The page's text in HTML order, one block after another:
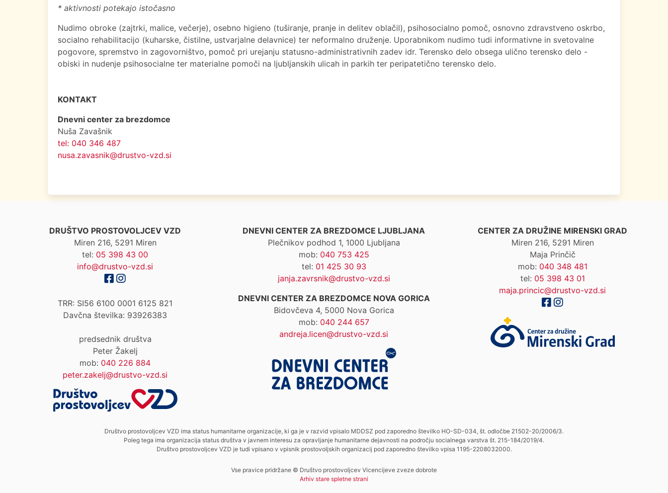
* aktivnosti potekajo istočasno
Nudimo obroke (zajtrki, malice, večerje), osebno higieno (tuširanje, pranje in delitev oblačil), psihosocialno pomoč, osnovno zdravstveno oskrbo,
socialno rehabilitacijo (kuharske, čistilne, ustvarjalne delavnice) ter neformalno druženje. Uporabnikom nudimo tudi informativne in svetovalne
pogovore, spremstvo in zagovorništvo, pomoč pri urejanju statusno-administrativnih zadev idr. Terensko delo obsega ulično terensko delo -
obiski in nudenje psihosocialne ter materialne pomoči na ljubljanskih ulicah in parkih ter peripatetično terensko delo.
KONTAKT
Dnevni center za brezdomce
Nuša Zavašnik
tel: 040 346 487
nusa.zavasnik@drustvo-vzd.si
DRUŠTVO PROSTOVOLJCEV VZD
Miren 216, 5291 Miren
tel: 05 398 43 00
info@drustvo-vzd.si
TRR: SI56 6100 0001 6125 821
Davčna številka: 93926383
predsednik društva
Peter Žakelj
mob: 040 226 884
peter.zakelj@drustvo-vzd.si
DNEVNI CENTER ZA BREZDOMCE LJUBLJANA
Plečnikov podhod 1, 1000 Ljubljana
mob: 040 753 425
tel: 01 425 30 93
janja.zavrsnik@drustvo-vzd.si
DNEVNI CENTER ZA BREZDOMCE NOVA GORICA
Bidovčeva 4, 5000 Nova Gorica
mob: 040 244 657
andreja.licen@drustvo-vzd.si
CENTER ZA DRUŽINE MIRENSKI GRAD
Miren 216, 5291 Miren
Maja Prinčič
mob: 040 348 481
tel: 05 398 43 01
maja.princic@drustvo-vzd.si
Društvo prostovoljcev VZD ima status humanitarne organizacije, ki ga je v razvid vpisalo MDDSZ pod zaporedno številko HO-SD-034, št. odločbe 21502-20/2006/3.
Poleg tega ima organizacija status društva v javnem interesu za opravljanje humanitarne dejavnosti na področju socialnega varstva št. 215-184/2019/4.
Društvo prostovoljcev VZD je tudi vpisano v vpisnik prostovoljskih organizacij pod zaporedno številko vpisa 1195-2208032000.
Vse pravice pridržane © Društvo prostovoljcev Vicencijeve zveze dobrote
Arhiv stare spletne strani